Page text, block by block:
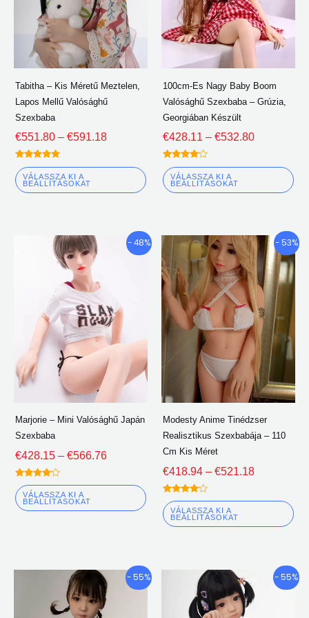
Tabitha – Kis Méretű Meztelen,
Lapos Mellű Valósághű
Szexbaba
€551.80 – €591.18
Névleges
5.00
ki 5
VÁLASSZA KI A
BEÁLLÍTÁSOKAT
lehetőségeket
lehet
választani
100cm-Es Nagy Baby Boom
Valósághű Szexbaba – Grúzia,
Georgiában Készült
€428.11 – €532.80
Névleges
4.00
ki 5
VÁLASSZA KI A
BEÁLLÍTÁSOKAT
A
- 48%
Marjorie – Mini Valósághű Japán
Szexbaba
€428.15 – €566.76
Árkategória:
€428.15
Névleges
4.00
ki 5
VÁLASSZA KI A
BEÁLLÍTÁSOKAT
Ennek
terméknek
több
változata
van.
A
lehetőségeket
lehet
választani
- 53%
Modesty Anime Tinédzser
Realisztikus Szexbabája – 110
Cm Kis Méret
€418.94 – €521.18
€418.94
keresztül
€521.18
Névleges
4.00
ki 5
VÁLASSZA KI A
BEÁLLÍTÁSOKAT
a
a
- 55%
Árkategória:
€491.18
Ennek
terméknek
- 55%
€491.18